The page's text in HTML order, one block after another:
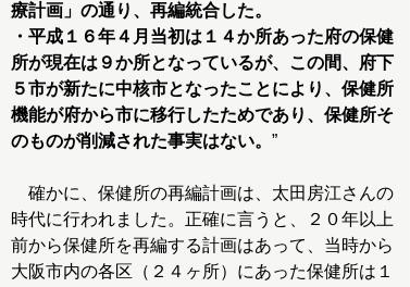
療計画」の通り、再編統合した。
・平成１６年４月当初は１４か所あった府の保健
所が現在は９か所となっているが、この間、府下
５市が新たに中核市となったことにより、保健所
機能が府から市に移行したためであり、保健所そ
のものが削減された事実はない。 ”
確かに、保健所の再編計画は、太田房江さんの
時代に行われました。正確に言うと、２０年以上
前から保健所を再編する計画はあって、当時から
大阪市内の各区（２４ヶ所）にあった保健所は１